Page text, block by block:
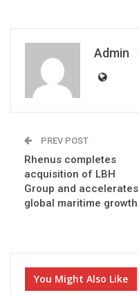
Admin
PREV POST
Rhenus completes
acquisition of LBH
Group and accelerates
global maritime growth
You Might Also Like